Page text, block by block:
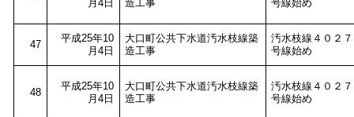
月4日
造工事
号線始め
47
平成25年10
月4日
大口町公共下水道汚水枝線築
造工事
汚水枝線４０２７
号線始め
48
平成25年10
月4日
大口町公共下水道汚水枝線築
造工事
汚水枝線４０２７
号線始め